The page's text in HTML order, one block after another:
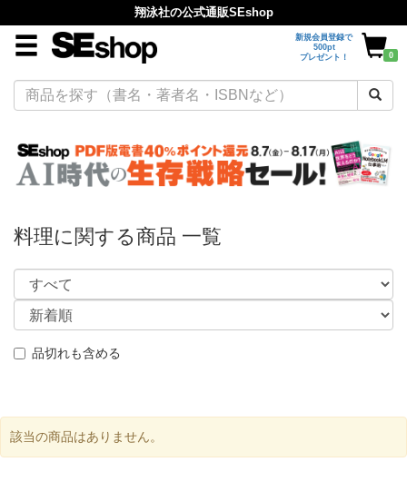
翔泳社の公式通販SEshop
新規会員登録で
500pt
プレゼント！
0
料理に関する商品 一覧
品切れも含める
該当の商品はありません。